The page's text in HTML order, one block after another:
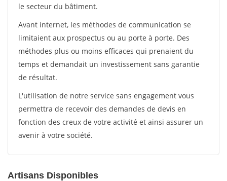
le secteur du bâtiment.
Avant internet, les méthodes de communication se
limitaient aux prospectus ou au porte à porte. Des
méthodes plus ou moins efficaces qui prenaient du
temps et demandait un investissement sans garantie
de résultat.
L'utilisation de notre service sans engagement vous
permettra de recevoir des demandes de devis en
fonction des creux de votre activité et ainsi assurer un
avenir à votre société.
Artisans Disponibles